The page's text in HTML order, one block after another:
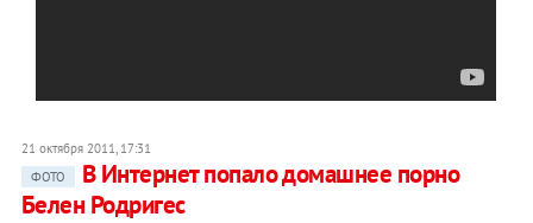
21 октября 2011, 17:31
ФОТО
В Интернет попало домашнее порно
Белен Родригес